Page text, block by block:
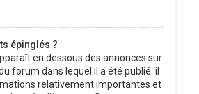
épinglés ?
en dessous des annonces sur
forum dans lequel il a été publié. il
relativement importantes et